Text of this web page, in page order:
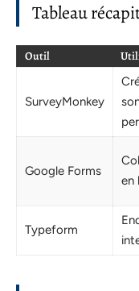
Tableau
Outil
SurveyMonkey
Google Forms
en
Typeform